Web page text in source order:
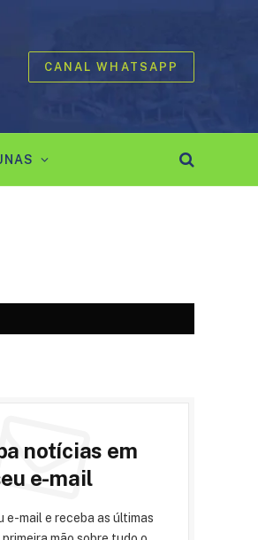
CANAL WHATSAPP
notícias em
e-mail
e-mail e receba as últimas